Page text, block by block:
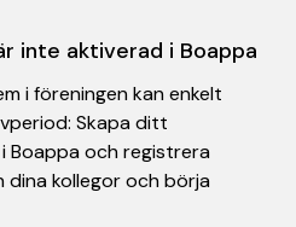
inte aktiverad i Boappa
i föreningen kan enkelt
Skapa ditt
Boappa och registrera
dina kollegor och börja